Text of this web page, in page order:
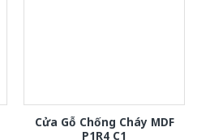
Cửa Gỗ Chống Cháy MDF
P1R4 C1